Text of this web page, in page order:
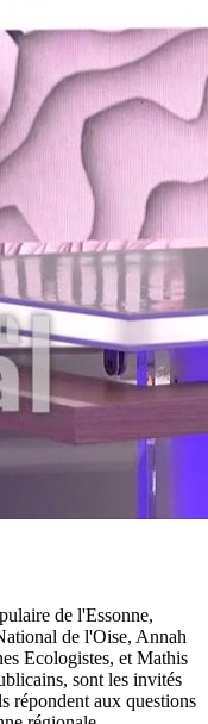
de l'Essonne,
de l'Oise, Annah
Ecologistes, et Mathis
sont les invités
répondent aux questions